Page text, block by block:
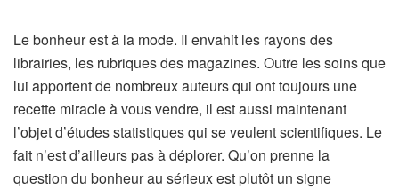
Le bonheur est à la mode. Il envahit les rayons des
librairies, les rubriques des magazines. Outre les soins que
lui apportent de nombreux auteurs qui ont toujours une
recette miracle à vous vendre, il est aussi maintenant
l’objet d’études statistiques qui se veulent scientifiques. Le
fait n’est d’ailleurs pas à déplorer. Qu’on prenne la
question du bonheur au sérieux est plutôt un signe